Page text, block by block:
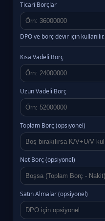
Ticari Borçlar
DPO ve borç devir için kullanılır.
Kısa Vadeli Borç
Uzun Vadeli Borç
Toplam Borç (opsiyonel)
Net Borç (opsiyonel)
Satın Almalar (opsiyonel)